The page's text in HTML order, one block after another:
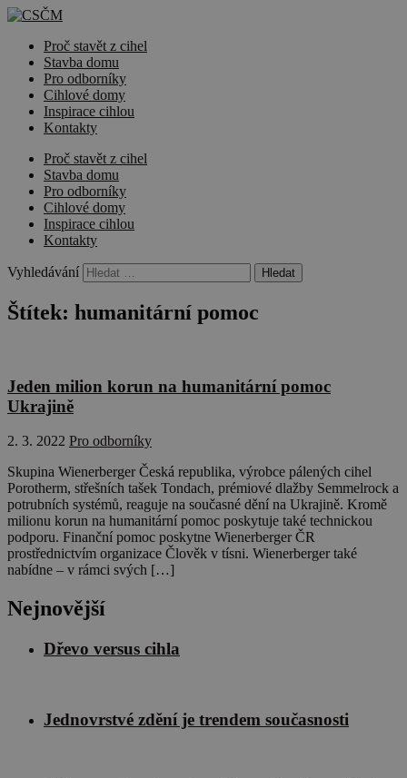
Proč stavět z cihel
Stavba domu
Pro odborníky
Cihlové domy
Inspirace cihlou
Kontakty
Proč stavět z cihel
Stavba domu
Pro odborníky
Cihlové domy
Inspirace cihlou
Kontakty
Vyhledávání
Štítek: humanitární pomoc
Jeden milion korun na humanitární pomoc
Ukrajině
2. 3. 2022 Pro odborníky
Skupina Wienerberger Česká republika, výrobce pálených cihel
Porotherm, střešních tašek Tondach, prémiové dlažby Semmelrock a
potrubních systémů, reaguje na současné dění na Ukrajině. Kromě
milionu korun na humanitární pomoc poskytuje také technickou
podporu. Finanční pomoc poskytne Wienerberger ČR
prostřednictvím organizace Člověk v tísni. Wienerberger také
nabídne – v rámci svých […]
Nejnovější
Dřevo versus cihla
Jednovrstvé zdění je trendem současnosti